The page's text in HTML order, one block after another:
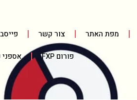
מפת האתר צור קשר
פורום FXP אספני